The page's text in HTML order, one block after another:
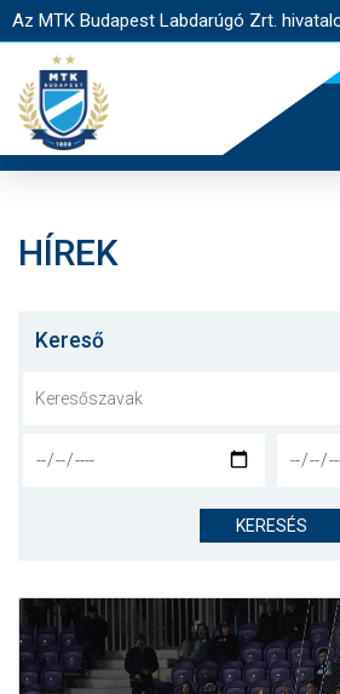
Az MTK Budapest Labdarúgó Zrt.
JEGYÉRTÉKESÍTÉS
NYITÓLAP
CSAPATOK
KLUB
GALÉRIA
HÍREK
Kereső
KERESÉS